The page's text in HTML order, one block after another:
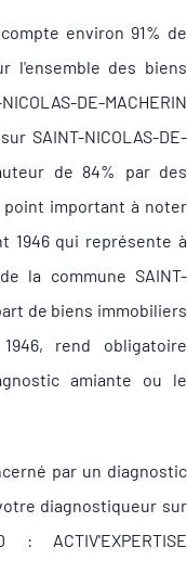
environ 91% de
l'ensemble des biens
DE-MACHERIN
SAINT-NICOLAS-DE-
de 84% par des
point important à noter
1946 qui représente à
la commune SAINT-
de biens immobiliers
rend obligatoire
amiante ou le
par un diagnostic
diagnostiqueur sur
: ACTIV'EXPERTISE